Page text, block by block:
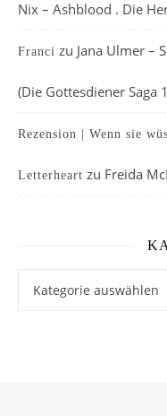
Nix – Ashblood . Die
Franci zu Jana Ulmer –
(Die Gottesdiener Saga
Rezension | Wenn sie
Letterheart zu Freida